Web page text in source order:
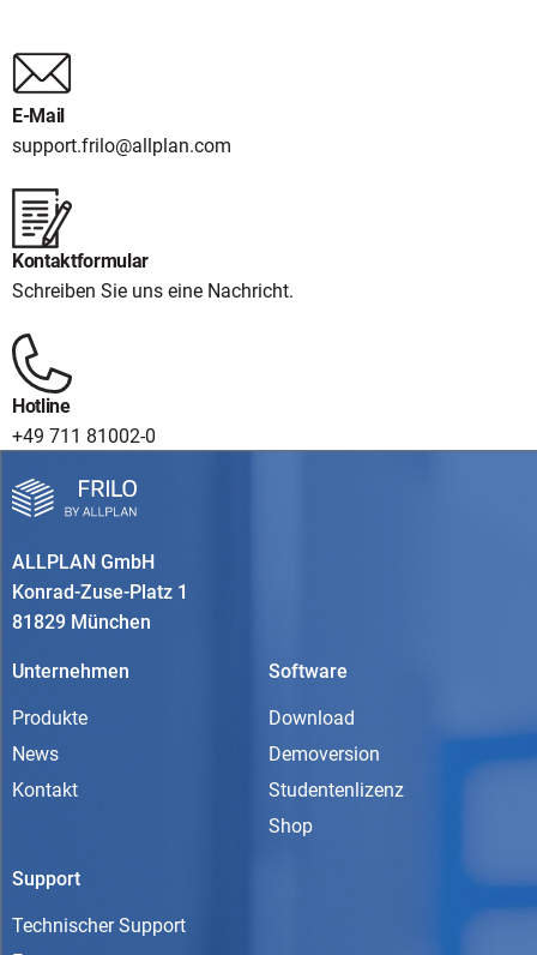
E-Mail
support.frilo@allplan.com
Kontaktformular
Schreiben Sie uns eine Nachricht.
Hotline
+49 711 81002-0
ALLPLAN GmbH
Konrad-Zuse-Platz 1
81829 München
Unternehmen
Produkte
News
Kontakt
Software
Download
Demoversion
Studentenlizenz
Shop
Support
Technischer Support